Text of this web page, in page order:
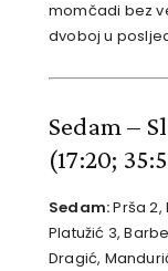
momčadi bez
dvoboj u
Sedam –
(17:20;
Sedam:Prša 2,
Platužić 3,
Dragić,